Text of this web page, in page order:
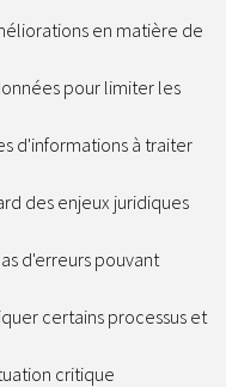
en matière de
pour limiter les
d'informations à traiter
des enjeux juridiques
d'erreurs pouvant
certains processus et
critique